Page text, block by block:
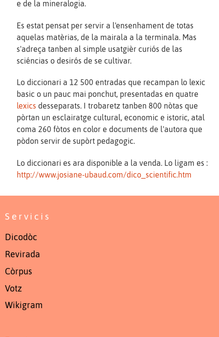
e de la mineralogia.
Es estat pensat per servir a l'ensenhament de totas
aquelas matèrias, de la mairala a la terminala. Mas
s'adreça tanben al simple usatgièr curiós de las
sciéncias o desirós de se cultivar.
Lo diccionari a 12 500 entradas que recampan lo lexic
basic o un pauc mai ponchut, presentadas en quatre
lexics desseparats. I trobaretz tanben 800 nòtas que
pòrtan un esclairatge cultural, economic e istoric, atal
coma 260 fòtos en color e documents de l'autora que
pòdon servir de supòrt pedagogic.
Lo diccionari es ara disponible a la venda. Lo ligam es :
http://www.josiane-ubaud.com/dico_scientific.htm
Servicis
Dicodòc
Revirada
Còrpus
Votz
Wikigram